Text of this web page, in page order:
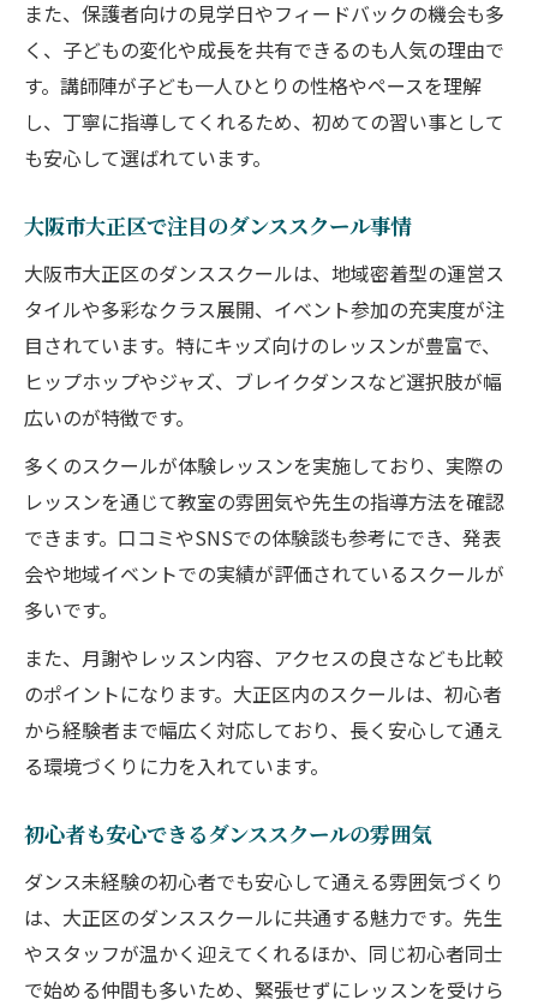
また、保護者向けの見学日やフィードバックの機会も多
く、子どもの変化や成長を共有できるのも人気の理由で
す。講師陣が子ども一人ひとりの性格やペースを理解
し、丁寧に指導してくれるため、初めての習い事として
も安心して選ばれています。
大阪市大正区で注目のダンススクール事情
大阪市大正区のダンススクールは、地域密着型の運営ス
タイルや多彩なクラス展開、イベント参加の充実度が注
目されています。特にキッズ向けのレッスンが豊富で、
ヒップホップやジャズ、ブレイクダンスなど選択肢が幅
広いのが特徴です。
多くのスクールが体験レッスンを実施しており、実際の
レッスンを通じて教室の雰囲気や先生の指導方法を確認
できます。口コミやSNSでの体験談も参考にでき、発表
会や地域イベントでの実績が評価されているスクールが
多いです。
また、月謝やレッスン内容、アクセスの良さなども比較
のポイントになります。大正区内のスクールは、初心者
から経験者まで幅広く対応しており、長く安心して通え
る環境づくりに力を入れています。
初心者も安心できるダンススクールの雰囲気
ダンス未経験の初心者でも安心して通える雰囲気づくり
は、大正区のダンススクールに共通する魅力です。先生
やスタッフが温かく迎えてくれるほか、同じ初心者同士
で始める仲間も多いため、緊張せずにレッスンを受けら